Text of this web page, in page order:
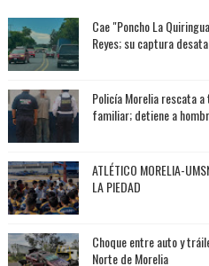
Cae "Poncho La
Reyes; su captura
Policía Morelia rescata
familiar; detiene a
ATLÉTICO MORELIA-
LA PIEDAD
Choque entre auto y
Norte de Morelia